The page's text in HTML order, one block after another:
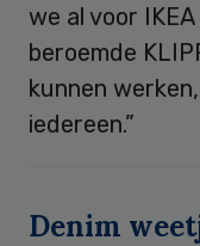
we al voor
beroemde
kunnen
iedereen.”
Denim